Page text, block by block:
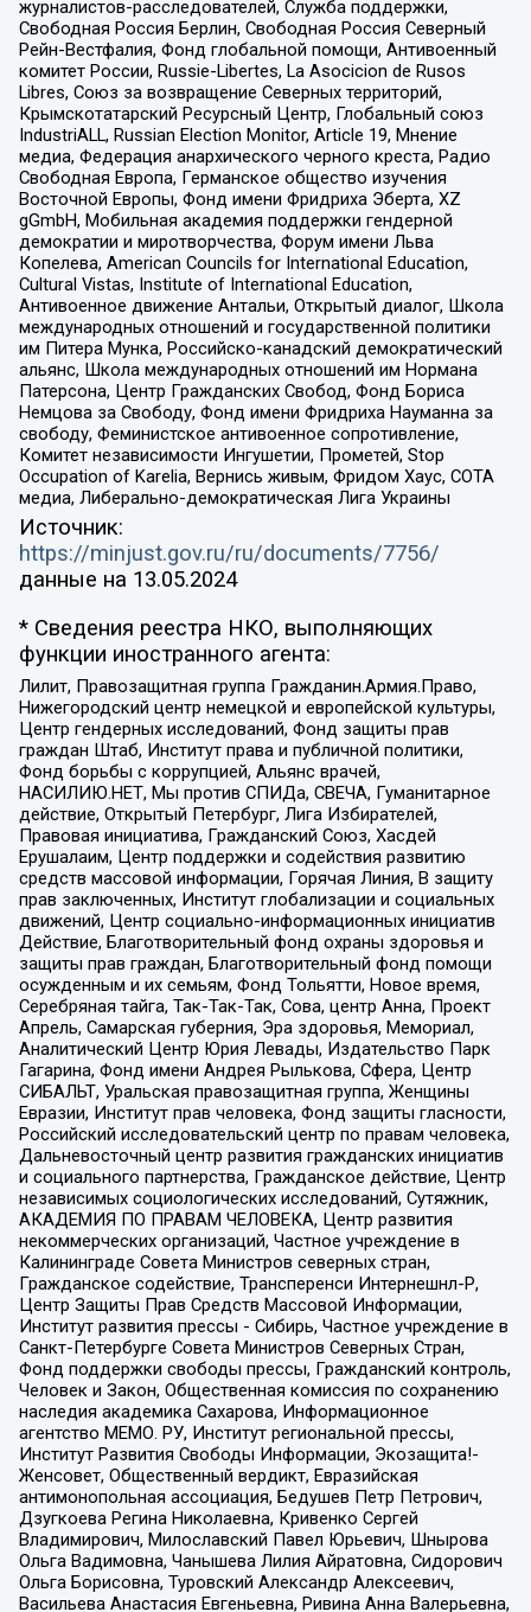
журналистов-расследователей, Служба поддержки,
Свободная Россия Берлин, Свободная Россия Северный
Рейн-Вестфалия, Фонд глобальной помощи, Антивоенный
комитет России, Russie-Libertes, La Asocicion de Rusos
Libres, Союз за возвращение Северных территорий,
Крымскотатарский Ресурсный Центр, Глобальный союз
IndustriALL, Russian Election Monitor, Article 19, Мнение
медиа, Федерация анархического черного креста, Радио
Свободная Европа, Германское общество изучения
Восточной Европы, Фонд имени Фридриха Эберта, XZ
gGmbH, Мобильная академия поддержки гендерной
демократии и миротворчества, Форум имени Льва
Копелева, American Councils for International Education,
Cultural Vistas, Institute of International Education,
Антивоенное движение Антальи, Открытый диалог, Школа
международных отношений и государственной политики
им Питера Мунка, Российско-канадский демократический
альянс, Школа международных отношений им Нормана
Патерсона, Центр Гражданских Свобод, Фонд Бориса
Немцова за Свободу, Фонд имени Фридриха Науманна за
свободу, Феминистское антивоенное сопротивление,
Комитет независимости Ингушетии, Прометей, Stop
Occupation of Karelia, Вернись живым, Фридом Хаус, СОТА
медиа, Либерально-демократическая Лига Украины
Источник:
https://minjust.gov.ru/ru/documents/7756/
данные на 13.05.2024
* Сведения реестра НКО, выполняющих
функции иностранного агента:
Лилит, Правозащитная группа Гражданин.Армия.Право,
Нижегородский центр немецкой и европейской культуры,
Центр гендерных исследований, Фонд защиты прав
граждан Штаб, Институт права и публичной политики,
Фонд борьбы с коррупцией, Альянс врачей,
НАСИЛИЮ.НЕТ, Мы против СПИДа, СВЕЧА, Гуманитарное
действие, Открытый Петербург, Лига Избирателей,
Правовая инициатива, Гражданский Союз, Хасдей
Ерушалаим, Центр поддержки и содействия развитию
средств массовой информации, Горячая Линия, В защиту
прав заключенных, Институт глобализации и социальных
движений, Центр социально-информационных инициатив
Действие, Благотворительный фонд охраны здоровья и
защиты прав граждан, Благотворительный фонд помощи
осужденным и их семьям, Фонд Тольятти, Новое время,
Серебряная тайга, Так-Так-Так, Сова, центр Анна, Проект
Апрель, Самарская губерния, Эра здоровья, Мемориал,
Аналитический Центр Юрия Левады, Издательство Парк
Гагарина, Фонд имени Андрея Рылькова, Сфера, Центр
СИБАЛЬТ, Уральская правозащитная группа, Женщины
Евразии, Институт прав человека, Фонд защиты гласности,
Российский исследовательский центр по правам человека,
Дальневосточный центр развития гражданских инициатив
и социального партнерства, Гражданское действие, Центр
независимых социологических исследований, Сутяжник,
АКАДЕМИЯ ПО ПРАВАМ ЧЕЛОВЕКА, Центр развития
некоммерческих организаций, Частное учреждение в
Калининграде Совета Министров северных стран,
Гражданское содействие, Трансперенси Интернешнл-Р,
Центр Защиты Прав Средств Массовой Информации,
Институт развития прессы - Сибирь, Частное учреждение в
Санкт-Петербурге Совета Министров Северных Стран,
Фонд поддержки свободы прессы, Гражданский контроль,
Человек и Закон, Общественная комиссия по сохранению
наследия академика Сахарова, Информационное
агентство МЕМО. РУ, Институт региональной прессы,
Институт Развития Свободы Информации, Экозащита!-
Женсовет, Общественный вердикт, Евразийская
антимонопольная ассоциация, Бедушев Петр Петрович,
Дзугкоева Регина Николаевна, Кривенко Сергей
Владимирович, Милославский Павел Юрьевич, Шнырова
Ольга Вадимовна, Чанышева Лилия Айратовна, Сидорович
Ольга Борисовна, Туровский Александр Алексеевич,
Васильева Анастасия Евгеньевна, Ривина Анна Валерьевна,